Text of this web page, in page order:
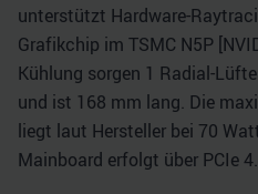
unterstützt Hardware-
Grafikchip im TSMC N5P
Kühlung sorgen 1 Radial-
und ist 168 mm lang. Die
liegt laut Hersteller bei 70
Mainboard erfolgt über PCIe